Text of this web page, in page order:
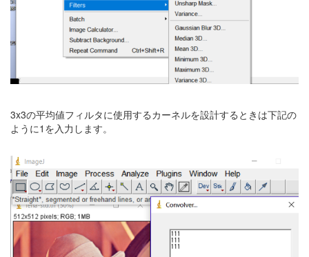
3x3の平均値フィルタに使用するカーネルを設計するときは下記の
ように1を入力します。